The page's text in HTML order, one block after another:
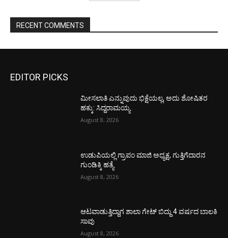
RECENT COMMENTS
EDITOR PICKS
ಮೀಸಲಾತಿ ಎನ್ನುವುದು ಭಿಕ್ಷೆಯಲ್ಲ, ಅದು ಶೋಷಿತರ
ಹಕ್ಕು: ಸಿದ್ದರಾಮಯ್ಯ
August 8, 2026
ಉಡುಪಿಯಲ್ಲಿ ಗ್ರಾಪಂ ಮಾಜಿ ಅಧ್ಯಕ್ಷ, ಗುತ್ತಿಗೆದಾರನ
ಗುಂಡಿಕ್ಕಿ ಹತ್ಯೆ
August 8, 2026
ಆಟವಾಡುತ್ತಿದ್ದಾಗ ಶಾಲಾ ಗೇಟ್‌ ಬಿದ್ದು 4 ವರ್ಷದ ಬಾಲಕಿ
ಸಾವು
August 8, 2026